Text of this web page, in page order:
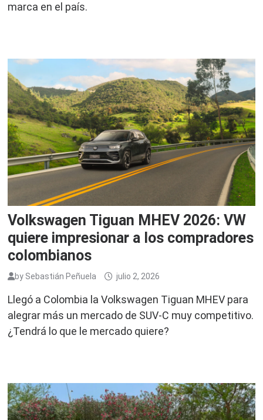
marca en el país.
Volkswagen Tiguan MHEV 2026: VW
quiere impresionar a los compradores
colombianos
by Sebastián Peñuela julio 2, 2026
Llegó a Colombia la Volkswagen Tiguan MHEV para
alegrar más un mercado de SUV-C muy competitivo.
¿Tendrá lo que le mercado quiere?